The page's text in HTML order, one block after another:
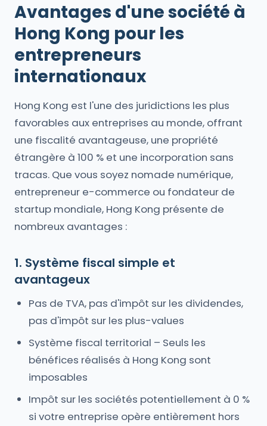
Avantages d'une société à
Hong Kong pour les
entrepreneurs
internationaux
Hong Kong est l'une des juridictions les plus
favorables aux entreprises au monde, offrant
une fiscalité avantageuse, une propriété
étrangère à 100 % et une incorporation sans
tracas. Que vous soyez nomade numérique,
entrepreneur e-commerce ou fondateur de
startup mondiale, Hong Kong présente de
nombreux avantages :
1. Système fiscal simple et
avantageux
Pas de TVA, pas d'impôt sur les dividendes,
pas d'impôt sur les plus-values
Système fiscal territorial – Seuls les
bénéfices réalisés à Hong Kong sont
imposables
Impôt sur les sociétés potentiellement à 0 %
si votre entreprise opère entièrement hors